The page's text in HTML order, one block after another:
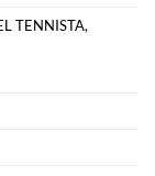
TENNISTA,